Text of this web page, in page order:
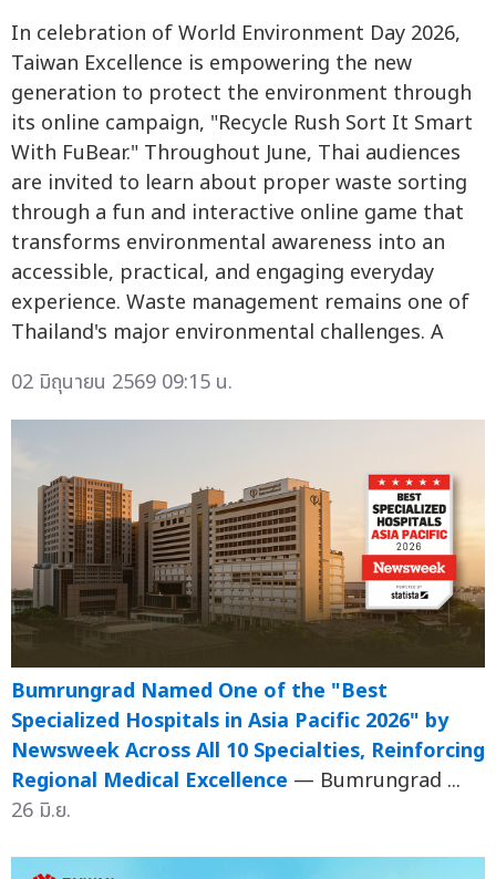
In celebration of World Environment Day 2026,
Taiwan Excellence is empowering the new
generation to protect the environment through
its online campaign, "Recycle Rush Sort It Smart
With FuBear." Throughout June, Thai audiences
are invited to learn about proper waste sorting
through a fun and interactive online game that
transforms environmental awareness into an
accessible, practical, and engaging everyday
experience. Waste management remains one of
Thailand's major environmental challenges. A
02 มิถุนายน 2569 09:15 น.
Bumrungrad Named One of the "Best
Specialized Hospitals in Asia Pacific 2026" by
Newsweek Across All 10 Specialties, Reinforcing
Regional Medical Excellence — Bumrungrad ...
26 มิ.ย.